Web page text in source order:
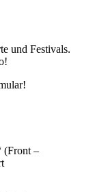
und Festivals.
(Front –